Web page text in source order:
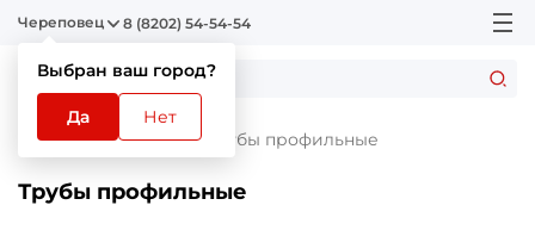
Череповец
Выбран ваш город?
Да Нет
8 (8202) 54-54-54
Главная Каталог Трубы профильные
Трубы профильные